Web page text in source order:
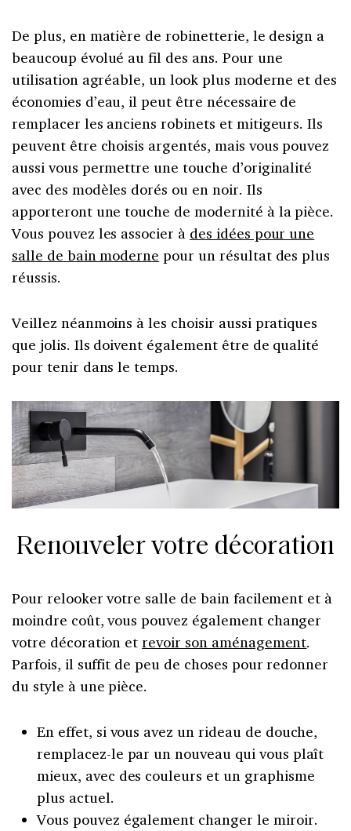
De plus, en matière de robinetterie, le design a
beaucoup évolué au fil des ans. Pour une
utilisation agréable, un look plus moderne et des
économies d’eau, il peut être nécessaire de
remplacer les anciens robinets et mitigeurs. Ils
peuvent être choisis argentés, mais vous pouvez
aussi vous permettre une touche d’originalité
avec des modèles dorés ou en noir. Ils
apporteront une touche de modernité à la pièce.
Vous pouvez les associer à des idées pour une
salle de bain moderne pour un résultat des plus
réussis.
Veillez néanmoins à les choisir aussi pratiques
que jolis. Ils doivent également être de qualité
pour tenir dans le temps.
Renouveler votre décoration
Pour relooker votre salle de bain facilement et à
moindre coût, vous pouvez également changer
votre décoration etrevoir son aménagement.
Parfois, il suffit de peu de choses pour redonner
du style à une pièce.
En effet, si vous avez un rideau de douche,
remplacez-le par un nouveau qui vous plaît
mieux, avec des couleurs et un graphisme
plus actuel.
Vous pouvez également changer le miroir.